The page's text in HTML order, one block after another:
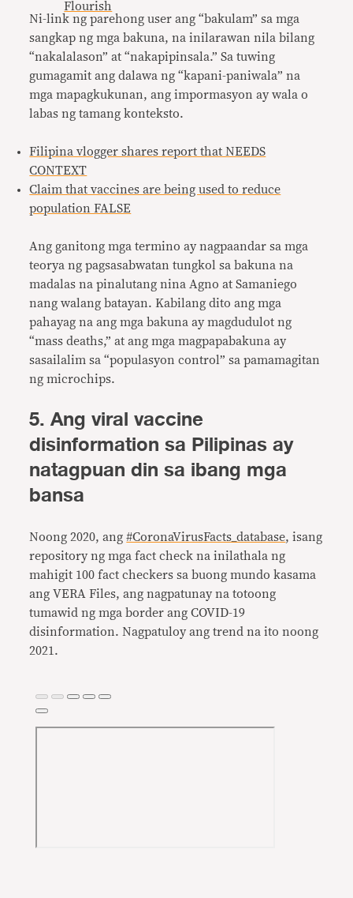
Ni-link ng parehong user ang “bakulam” sa mga
sangkap ng mga bakuna, na inilarawan nila bilang
“nakalalason” at “nakapipinsala.” Sa tuwing
gumagamit ang dalawa ng “kapani-paniwala” na
mga mapagkukunan, ang impormasyon ay wala o
labas ng tamang konteksto.
Filipina vlogger shares report that NEEDS
CONTEXT
Claim that vaccines are being used to reduce
population FALSE
Ang ganitong mga termino ay nagpaandar sa mga
teorya ng pagsasabwatan tungkol sa bakuna na
madalas na pinalutang nina Agno at Samaniego
nang walang batayan. Kabilang dito ang mga
pahayag na ang mga bakuna ay magdudulot ng
“mass deaths,” at ang mga magpapabakuna ay
sasailalim sa “populasyon control” sa pamamagitan
ng microchips.
5. Ang viral vaccine
disinformation sa Pilipinas ay
natagpuan din sa ibang mga
bansa
Noong 2020, ang#CoronaVirusFacts_database, isang
repository ng mga fact check na inilathala ng
mahigit 100 fact checkers sa buong mundo kasama
ang VERA Files, ang nagpatunay na totoong
tumawid ng mga border ang COVID-19
disinformation. Nagpatuloy ang trend na ito noong
2021.